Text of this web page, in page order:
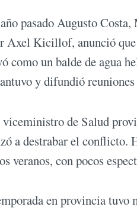
pasado Augusto
Axel Kicillof, anunció
como un balde de agua
y difundió
viceministro de Salud
a destrabar el conflicto.
veranos, con pocos
en provincia tuvo